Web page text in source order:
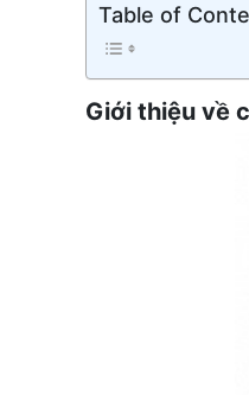
Table of
Giới thiệu về